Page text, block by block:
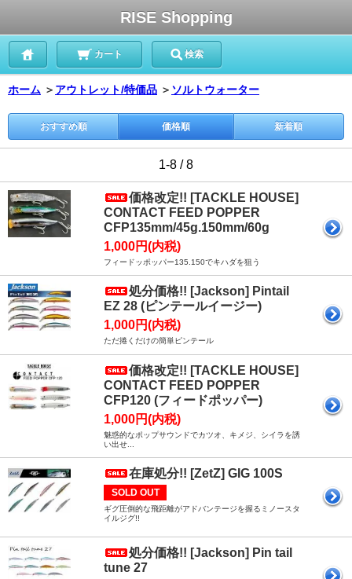
RISE Shopping
カート 検索
ホーム ＞ アウトレット/特価品 ＞ ソルトウォーター
おすすめ順 価格順 新着順
1-8 / 8
価格改定!! [TACKLE HOUSE]
CONTACT FEED POPPER
CFP135mm/45g.150mm/60g
1,000円(内税)
フィードッポッパー135.150でキハダを狙う
処分価格!! [Jackson] Pintail
EZ 28 (ピンテールイージー)
1,000円(内税)
ただ捲くだけの簡単ピンテール
価格改定!! [TACKLE HOUSE]
CONTACT FEED POPPER
CFP120 (フィードポッパー)
1,000円(内税)
魅惑的なポップサウンドでカツオ、キメジ、シイラを誘
い出せ...
在庫処分!! [ZetZ] GIG 100S
SOLD OUT
ギグ圧倒的な飛距離がアドバンテージを握るミノースタ
イルジグ!!
処分価格!! [Jackson] Pin tail
tune 27